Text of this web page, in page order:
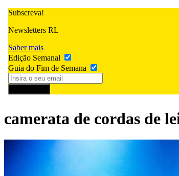
Subscreva!
Newsletters RL
Saber mais
Edição Semanal
Guia do Fim de Semana
camerata de cordas de